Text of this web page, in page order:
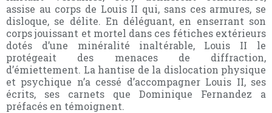
assise au corps de Louis II qui, sans ces armures, se
disloque, se délite. En déléguant, en enserrant son
corps jouissant et mortel dans ces fétiches extérieurs
dotés d’une minéralité inaltérable, Louis II le
protégeait des menaces de diffraction,
d’émiettement. La hantise de la dislocation physique
et psychique n’a cessé d’accompagner Louis II, ses
écrits, ses carnets que Dominique Fernandez a
préfacés en témoignent.